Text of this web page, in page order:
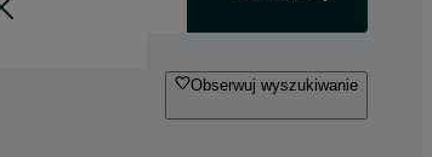
Obserwuj wyszukiwanie